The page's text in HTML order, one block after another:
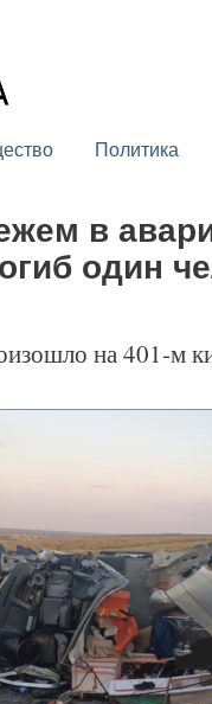
Политика
в
один
на 401-м